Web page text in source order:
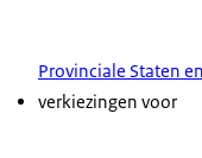
Provinciale Staten
verkiezingen voor